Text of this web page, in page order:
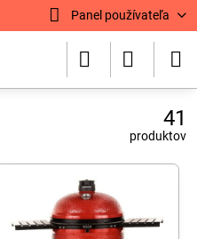
Panel používateľa
41
produktov